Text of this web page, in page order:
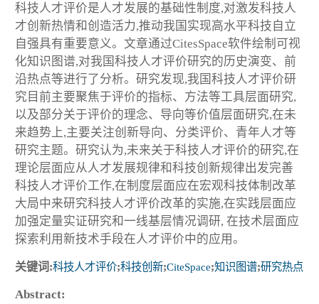
科技人才评价是人才发展的基础性制度,对激发科技人
才创新热情和创造活力,推动我国实现高水平科技自立
自强具有重要意义。文章通过CitesSpace软件绘制可视
化知识图谱,对我国科技人才评价研究的历史演变、前
沿热点等进行了分析。研究发现,我国科技人才评价研
究目前主要聚焦于评价的指标、方法等工具层面研究,
以及部分关于评价的理念、导向等价值层面研究,在未
来趋势上,主要关注创新导向、分类评价、青年人才等
研究主题。研究认为,未来关于科技人才评价的研究,在
理论层面应从人才发展规律和科技创新规律出发完善
科技人才评价工作,在制度层面应在宏观科技体制改革
大局中来研究科技人才评价改革的实施,在实践层面应
加强定量实证研究和一线基层情况调研, 在技术层面应
探索利用新技术手段在人才评价中的应用。
关键词:科技人才评价;科技创新;CiteSpace;知识图谱;研究热点
Abstract: